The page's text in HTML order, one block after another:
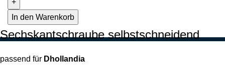
In den Warenkorb
Sechskantschraube selbstschneidend
passend für Dhollandia